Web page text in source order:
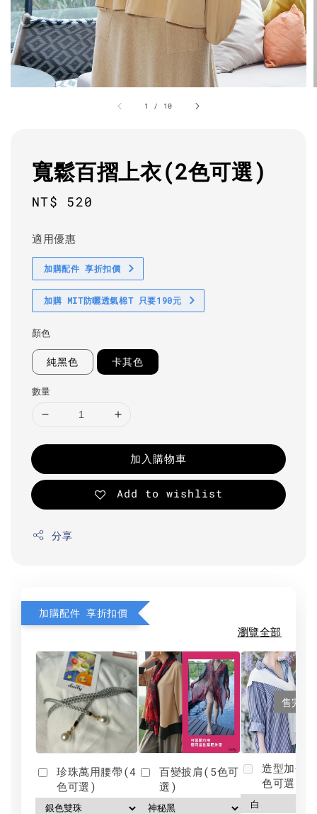
1 / 10
寬鬆百摺上衣(2色可選)
Regular
NT$ 520
適用優惠
加購配件 享折扣價
加購 MIT防曬透氣棉T 只要190元
顏色
純黑色 卡其色
數量
加入購物車
Add to wishlist
分享
加購配件 享折扣價
瀏覽全部
珍珠萬用腰帶(4
色可選)
百變披肩(5色可
選)
售完
造型加分
色可選)